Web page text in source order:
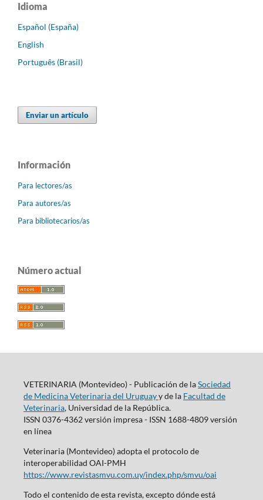
Idioma
Español (España)
English
Português (Brasil)
Enviar un artículo
Información
Para lectores/as
Para autores/as
Para bibliotecarios/as
Número actual
VETERINARIA (Montevideo) - Publicación de laSociedad
de Medicina Veterinaria del Uruguayy de la Facultad de
Veterinaria, Universidad de la República.
ISSN 0376-4362 versión impresa - ISSN 1688-4809 versión
en línea
Veterinaria (Montevideo) adopta el protocolo de
interoperabilidad OAI-PMH
https://www.revistasmvu.com.uy/index.php/smvu/oai
Todo el contenido de esta revista, excepto dónde está